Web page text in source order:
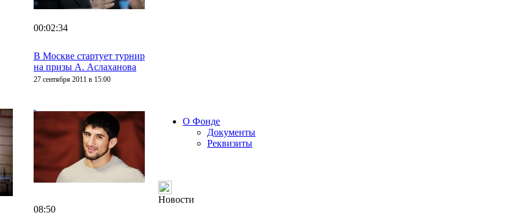
00:02:34
В Москве стартует турнир
на призы А. Аслаханова
27 сентября 2011 в 15:00
08:50
О Фонде
Документы
Реквизиты
Новости